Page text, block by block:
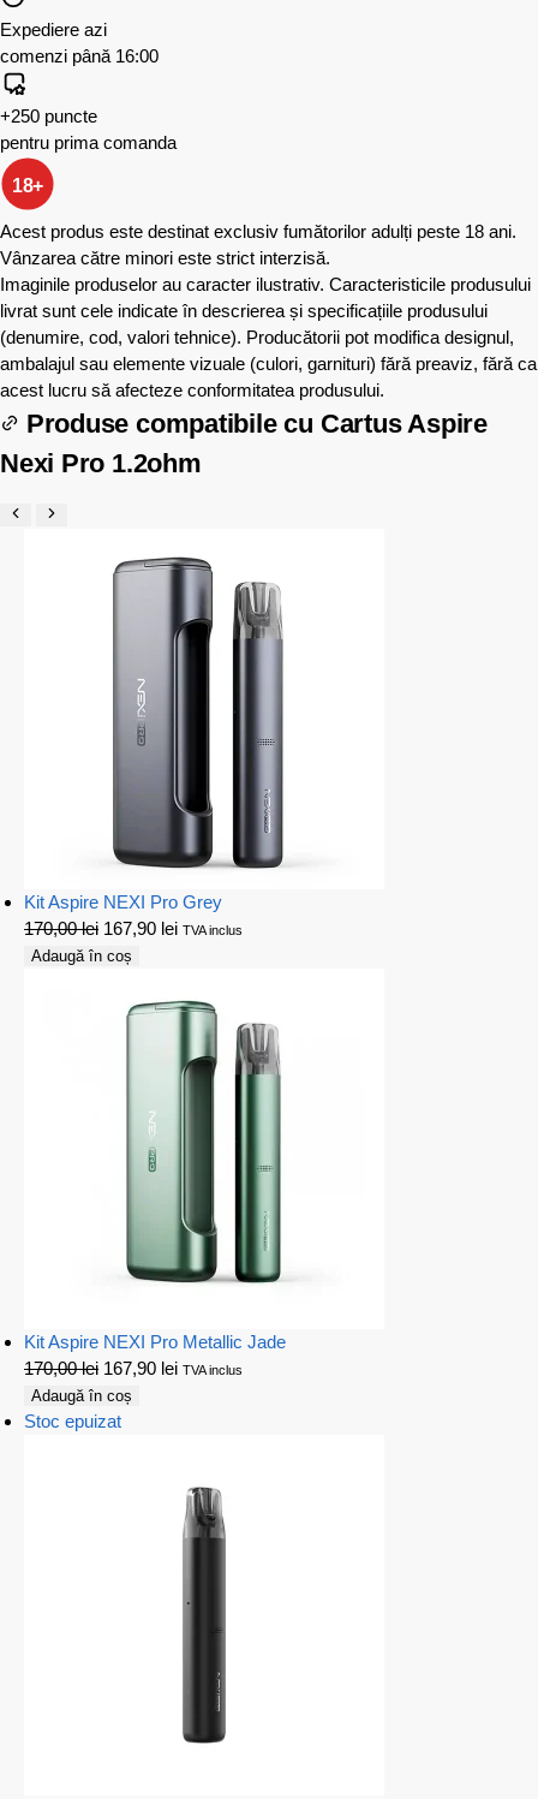
Expediere azi
comenzi până 16:00
+250 puncte
pentru prima comanda
18+
Acest produs este destinat exclusiv fumătorilor adulți peste 18 ani.
Vânzarea către minori este strict interzisă.
Imaginile produselor au caracter ilustrativ. Caracteristicile produsului
livrat sunt cele indicate în descrierea și specificațiile produsului
(denumire, cod, valori tehnice). Producătorii pot modifica designul,
ambalajul sau elemente vizuale (culori, garnituri) fără preaviz, fără ca
acest lucru să afecteze conformitatea produsului.
Produse compatibile cu Cartus Aspire
Nexi Pro 1.2ohm
Kit Aspire NEXI Pro Grey
170,00lei 167,90 lei TVA inclus
Adaugă în coș
Kit Aspire NEXI Pro Metallic Jade
170,00lei 167,90 lei TVA inclus
Adaugă în coș
Stoc epuizat